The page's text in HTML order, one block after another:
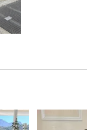
Ce produit a plusieurs variations. Les options peuvent être choisies sur la page du produit